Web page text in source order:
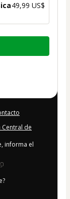
49,99 US$
Central de
informa el